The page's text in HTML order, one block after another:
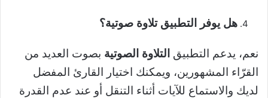
هل يوفر التطبيق تلاوة صوتية؟
نعم، يدعم التطبيق التلاوة الصوتية بصوت العديد من
القرّاء المشهورين، ويمكنك اختيار القارئ المفضل
لديك والاستماع للآيات أثناء التنقل أو عند عدم القدرة